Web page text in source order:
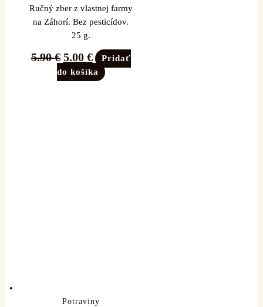
Ručný zber z vlastnej farmy
na Záhorí. Bez pesticídov.
25 g.
5.90€ 5.00 €
Pridať
do košíka
Potraviny